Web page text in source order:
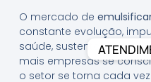
O mercado de
constante evolução,
saúde, sustentabilidade
mais empresas se
o setor se torna cada